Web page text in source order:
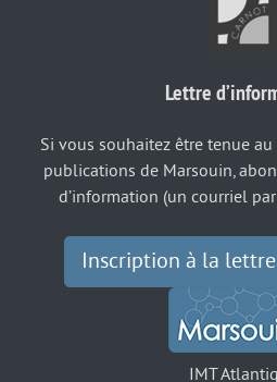
Lettre
Si vous souhaitez être tenue
publications de Marsouin,
d’information (un courriel
Inscription à la
IMT